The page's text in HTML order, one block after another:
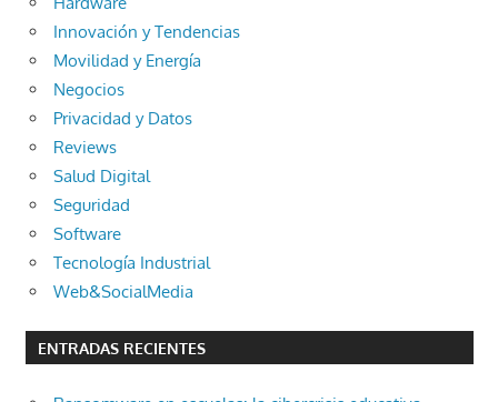
Innovación y Tendencias
Movilidad y Energía
Negocios
Privacidad y Datos
Reviews
Salud Digital
Seguridad
Software
Tecnología Industrial
Web&SocialMedia
ENTRADAS RECIENTES